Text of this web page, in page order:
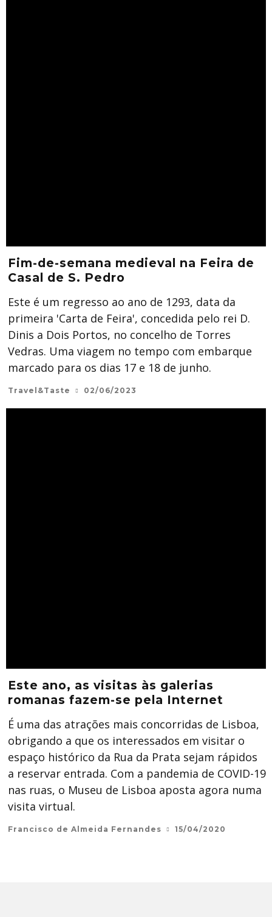
Fim-de-semana medieval na Feira de
Casal de S. Pedro
Este é um regresso ao ano de 1293, data da
primeira 'Carta de Feira', concedida pelo rei D.
Dinis a Dois Portos, no concelho de Torres
Vedras. Uma viagem no tempo com embarque
marcado para os dias 17 e 18 de junho.
Travel&Taste 02/06/2023
Este ano, as visitas às galerias
romanas fazem-se pela Internet
É uma das atrações mais concorridas de Lisboa,
obrigando a que os interessados em visitar o
espaço histórico da Rua da Prata sejam rápidos
a reservar entrada. Com a pandemia de COVID-19
nas ruas, o Museu de Lisboa aposta agora numa
visita virtual.
Francisco de Almeida Fernandes 15/04/2020